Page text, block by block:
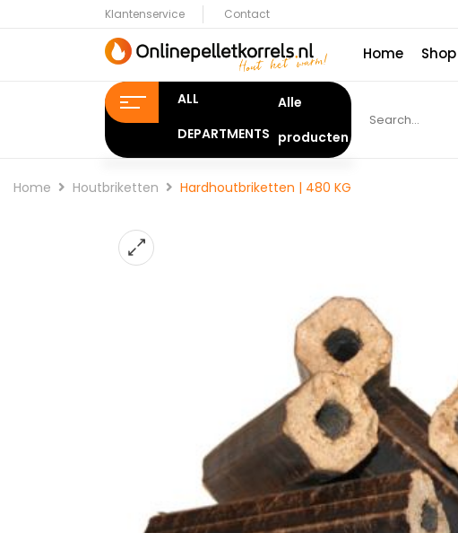
Klantenservice Contact
Home Shop
ALL
DEPARTMENTS
Home Houtbriketten Hardhoutbriketten | 480 KG